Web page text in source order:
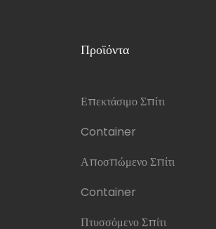
Προϊόντα
Επεκτάσιμο Σπίτι
Container
Αποσπώμενο Σπίτι
Container
Πτυσσόμενο Σπίτι